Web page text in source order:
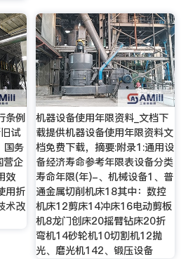
条例
试
国务
营企
效
用折
术改
机器设备使用年限资料_文档下
载提供机器设备使用年限资料文
档免费下载，摘要:附录1:通用设
备经济寿命参考年限表设备分类
寿命年限(年)-、机械设备1、普
通金属切削机床18其中：数控
机床12剪床14冲床16电动剪板
机8龙门创床20摇臂钻床20折
弯机14砂轮机10切割机12抛
光、磨光机142、锻压设备